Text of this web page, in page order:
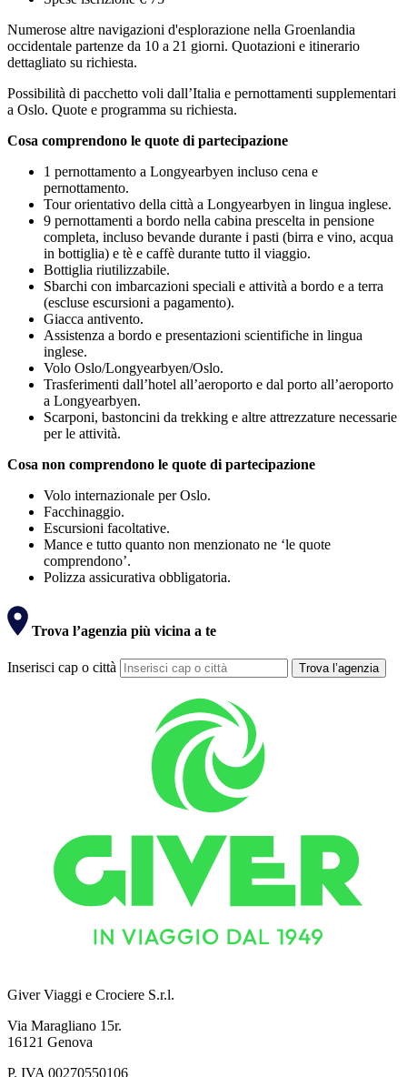
Numerose altre navigazioni d'esplorazione nella Groenlandia
occidentale partenze da 10 a 21 giorni. Quotazioni e itinerario
dettagliato su richiesta.
Possibilità di pacchetto voli dall’Italia e pernottamenti supplementari
a Oslo. Quote e programma su richiesta.
Cosa comprendono le quote di partecipazione
1 pernottamento a Longyearbyen incluso cena e
pernottamento.
Tour orientativo della città a Longyearbyen in lingua inglese.
9 pernottamenti a bordo nella cabina prescelta in pensione
completa, incluso bevande durante i pasti (birra e vino, acqua
in bottiglia) e tè e caffè durante tutto il viaggio.
Bottiglia riutilizzabile.
Sbarchi con imbarcazioni speciali e attività a bordo e a terra
(escluse escursioni a pagamento).
Giacca antivento.
Assistenza a bordo e presentazioni scientifiche in lingua
inglese.
Volo Oslo/Longyearbyen/Oslo.
Trasferimenti dall’hotel all’aeroporto e dal porto all’aeroporto
a Longyearbyen.
Scarponi, bastoncini da trekking e altre attrezzature necessarie
per le attività.
Cosa non comprendono le quote di partecipazione
Volo internazionale per Oslo.
Facchinaggio.
Escursioni facoltative.
Mance e tutto quanto non menzionato ne ‘le quote
comprendono’.
Polizza assicurativa obbligatoria.
Trova l’agenzia più vicina a te
Inserisci cap o città Trova l’agenzia
Giver Viaggi e Crociere S.r.l.
Via Maragliano 15r.
16121 Genova
P. IVA 00270550106